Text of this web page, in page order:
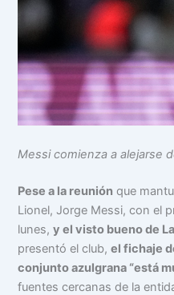
Messi comienza a alejarse
Pese a la reunión que
Lionel, Jorge Messi, con el
lunes,y el visto bueno de
presentó el club,el fichaje
conjunto azulgrana “está
fuentes cercanas de la